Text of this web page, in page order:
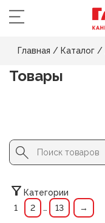
Главная / Каталог /
Товары
Search
for:
Button
Категории
1
2 … 13 →